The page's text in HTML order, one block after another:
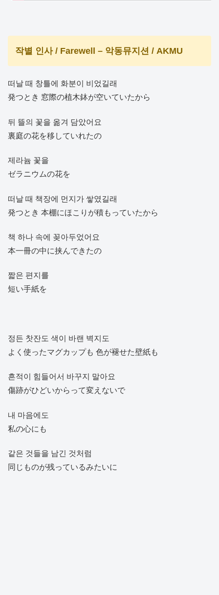
작별 인사 / Farewell – 악동뮤지션 / AKMU
떠날 때 창틀에 화분이 비었길래
発つとき 窓際の植木鉢が空いていたから
뒤 뜰의 꽃을 옮겨 담았어요
裏庭の花を移していれたの
제라늄 꽃을
ゼラニウムの花を
떠날 때 책장에 먼지가 쌓였길래
発つとき 本棚にほこりが積もっていたから
책 하나 속에 꽂아두었어요
本一冊の中に挟んできたの
짧은 편지를
短い手紙を
정든 찻잔도 색이 바랜 벽지도
よく使ったマグカップも 色が褪せた壁紙も
흔적이 힘들어서 바꾸지 말아요
傷跡がひどいからって変えないで
내 마음에도
私の心にも
같은 것들을 남긴 것처럼
同じものが残っているみたいに